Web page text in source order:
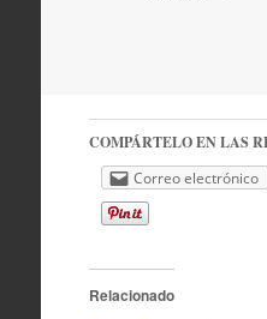
COMPÁRTELO EN LAS
Correo electrónico
Relacionado